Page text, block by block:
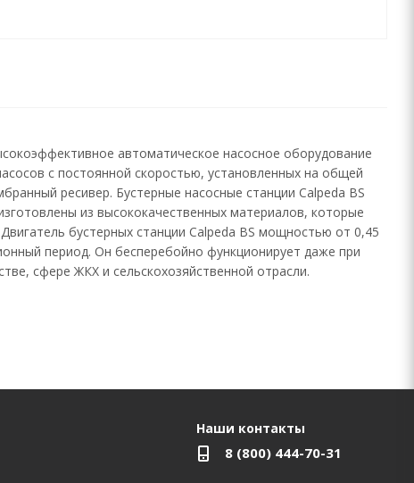
автоматическое насосное оборудование
с постоянной скоростью, установленных на общей
ресивер. Бустерные насосные станции Calpeda BS
из высококачественных материалов, которые
бустерных станции Calpeda BS мощностью от 0,45
период. Он бесперебойно функционирует даже при
сфере ЖКХ и сельскохозяйственной отрасли.
Наши контакты
8 (800) 444-70-31